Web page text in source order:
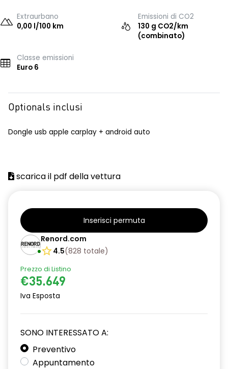
Extraurbano
0,00 l/100 km
Emissioni di CO2
130 g CO2/km
(combinato)
Classe emissioni
Euro 6
Optionals inclusi
Dongle usb apple carplay + android auto
scarica il pdf della vettura
Inserisci permuta
Renord.com
4.5(828 totale)
Prezzo di Listino
€35.649
Iva Esposta
SONO INTERESSATO A:
Preventivo
Appuntamento